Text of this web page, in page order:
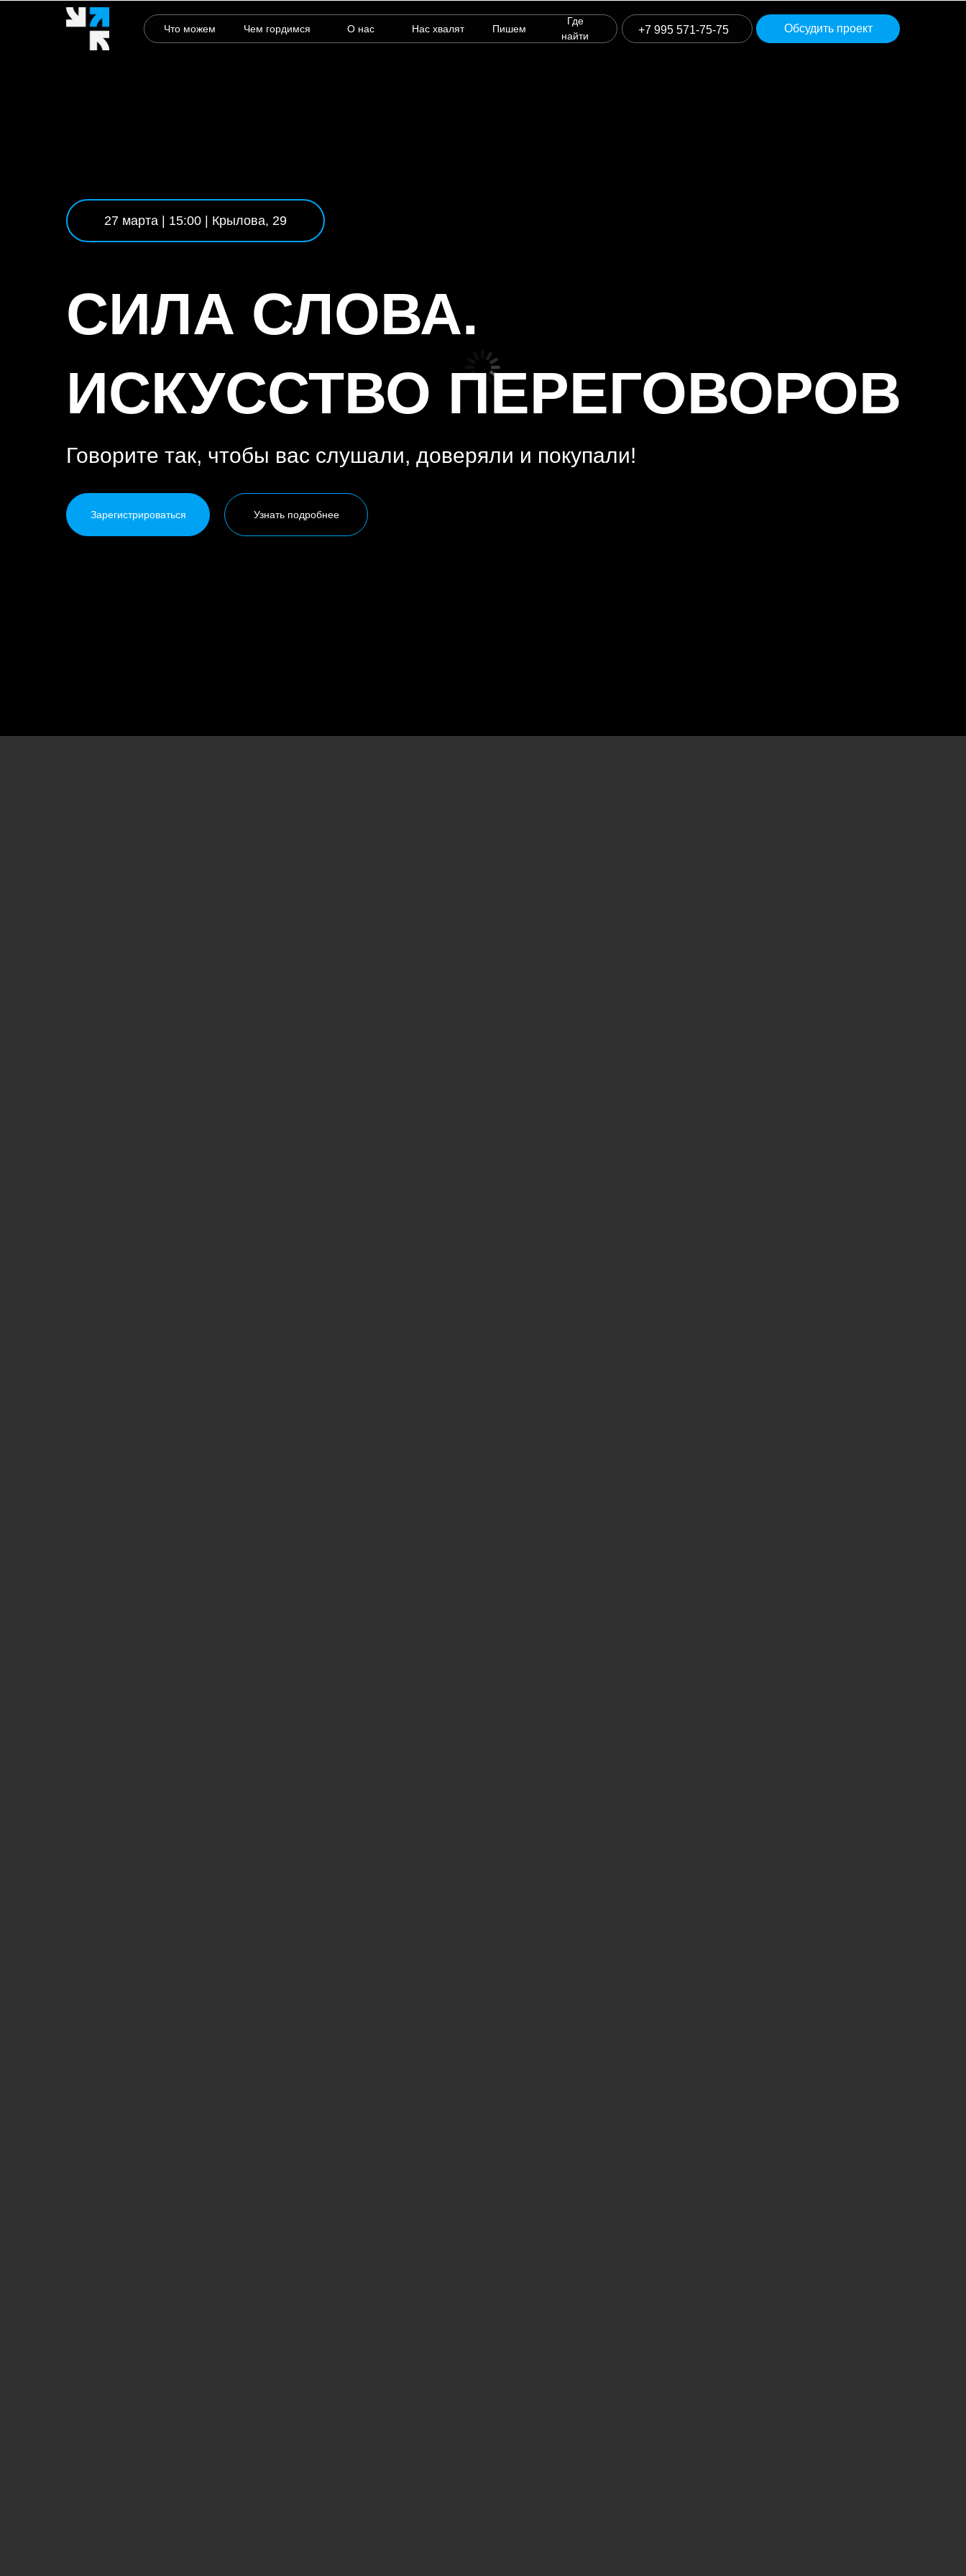
+7 995 571-75-75 Обсудить проект
Что можем О нас
Чем гордимся Нас хвалят Пишем
Где
найти
Зарегистрироваться Узнать подробнее
СИЛА СЛОВА.
ИСКУССТВО ПЕРЕГОВОРОВ
Говорите так, чтобы вас слушали, доверяли и покупали!
27 марта | 15:00 | Крылова, 29